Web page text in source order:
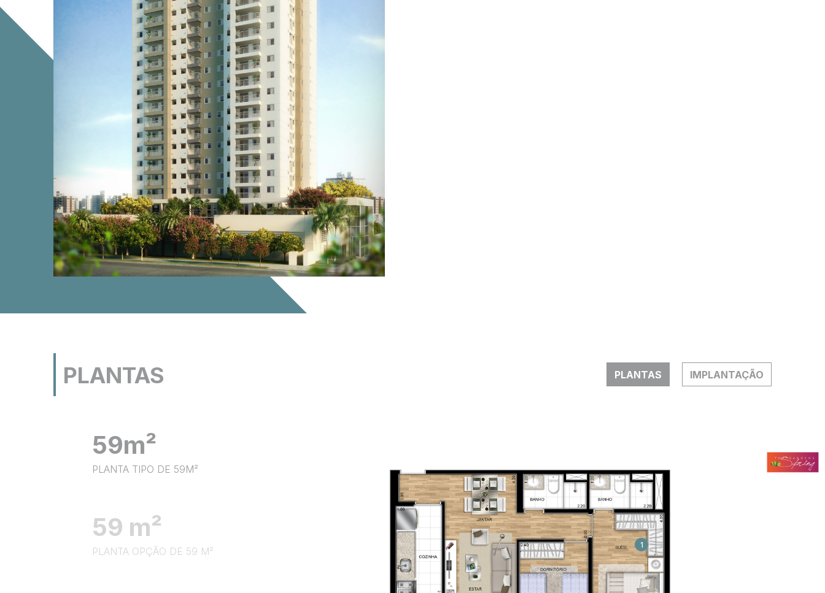
PLANTAS PLANTAS IMPLANTAÇÃO
59m²
PLANTA TIPO DE 59M²
59 m²
PLANTA OPÇÃO DE 59 M²
1